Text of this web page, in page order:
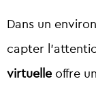
Dans un
capter
virtuelle offre